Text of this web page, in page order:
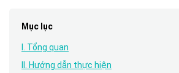
Mục lục
I. Tổng quan
II. Hướng dẫn thực hiện